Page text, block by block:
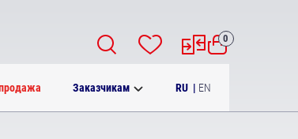
Заказчикам RU | EN
0